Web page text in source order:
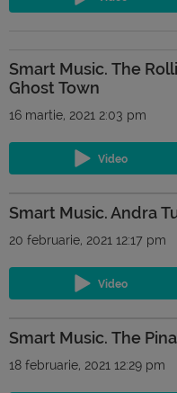
Smart Music. The
Ghost Town
16 martie, 2021 2:03 pm
Smart Music. Andra
20 februarie, 2021 12:17 pm
Smart Music. The
18 februarie, 2021 12:29 pm